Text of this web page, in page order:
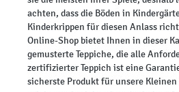
achten, dass die Böden in
Kinderkrippen für diesen Anlass
Online-Shop bietet Ihnen in dieser
gemusterte Teppiche, die alle
zertifizierter Teppich ist eine
sicherste Produkt für unsere